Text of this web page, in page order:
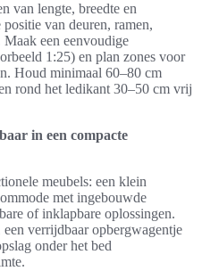
van lengte, breedte en
van deuren, ramen,
Maak een eenvoudige
1:25) en plan zones voor
Houd minimaal 60–80 cm
rond het ledikant 30–50 cm vrij
in een compacte
meubels: een klein
met ingebouwde
of inklapbare oplossingen.
verrijdbaar opbergwagentje
onder het bed